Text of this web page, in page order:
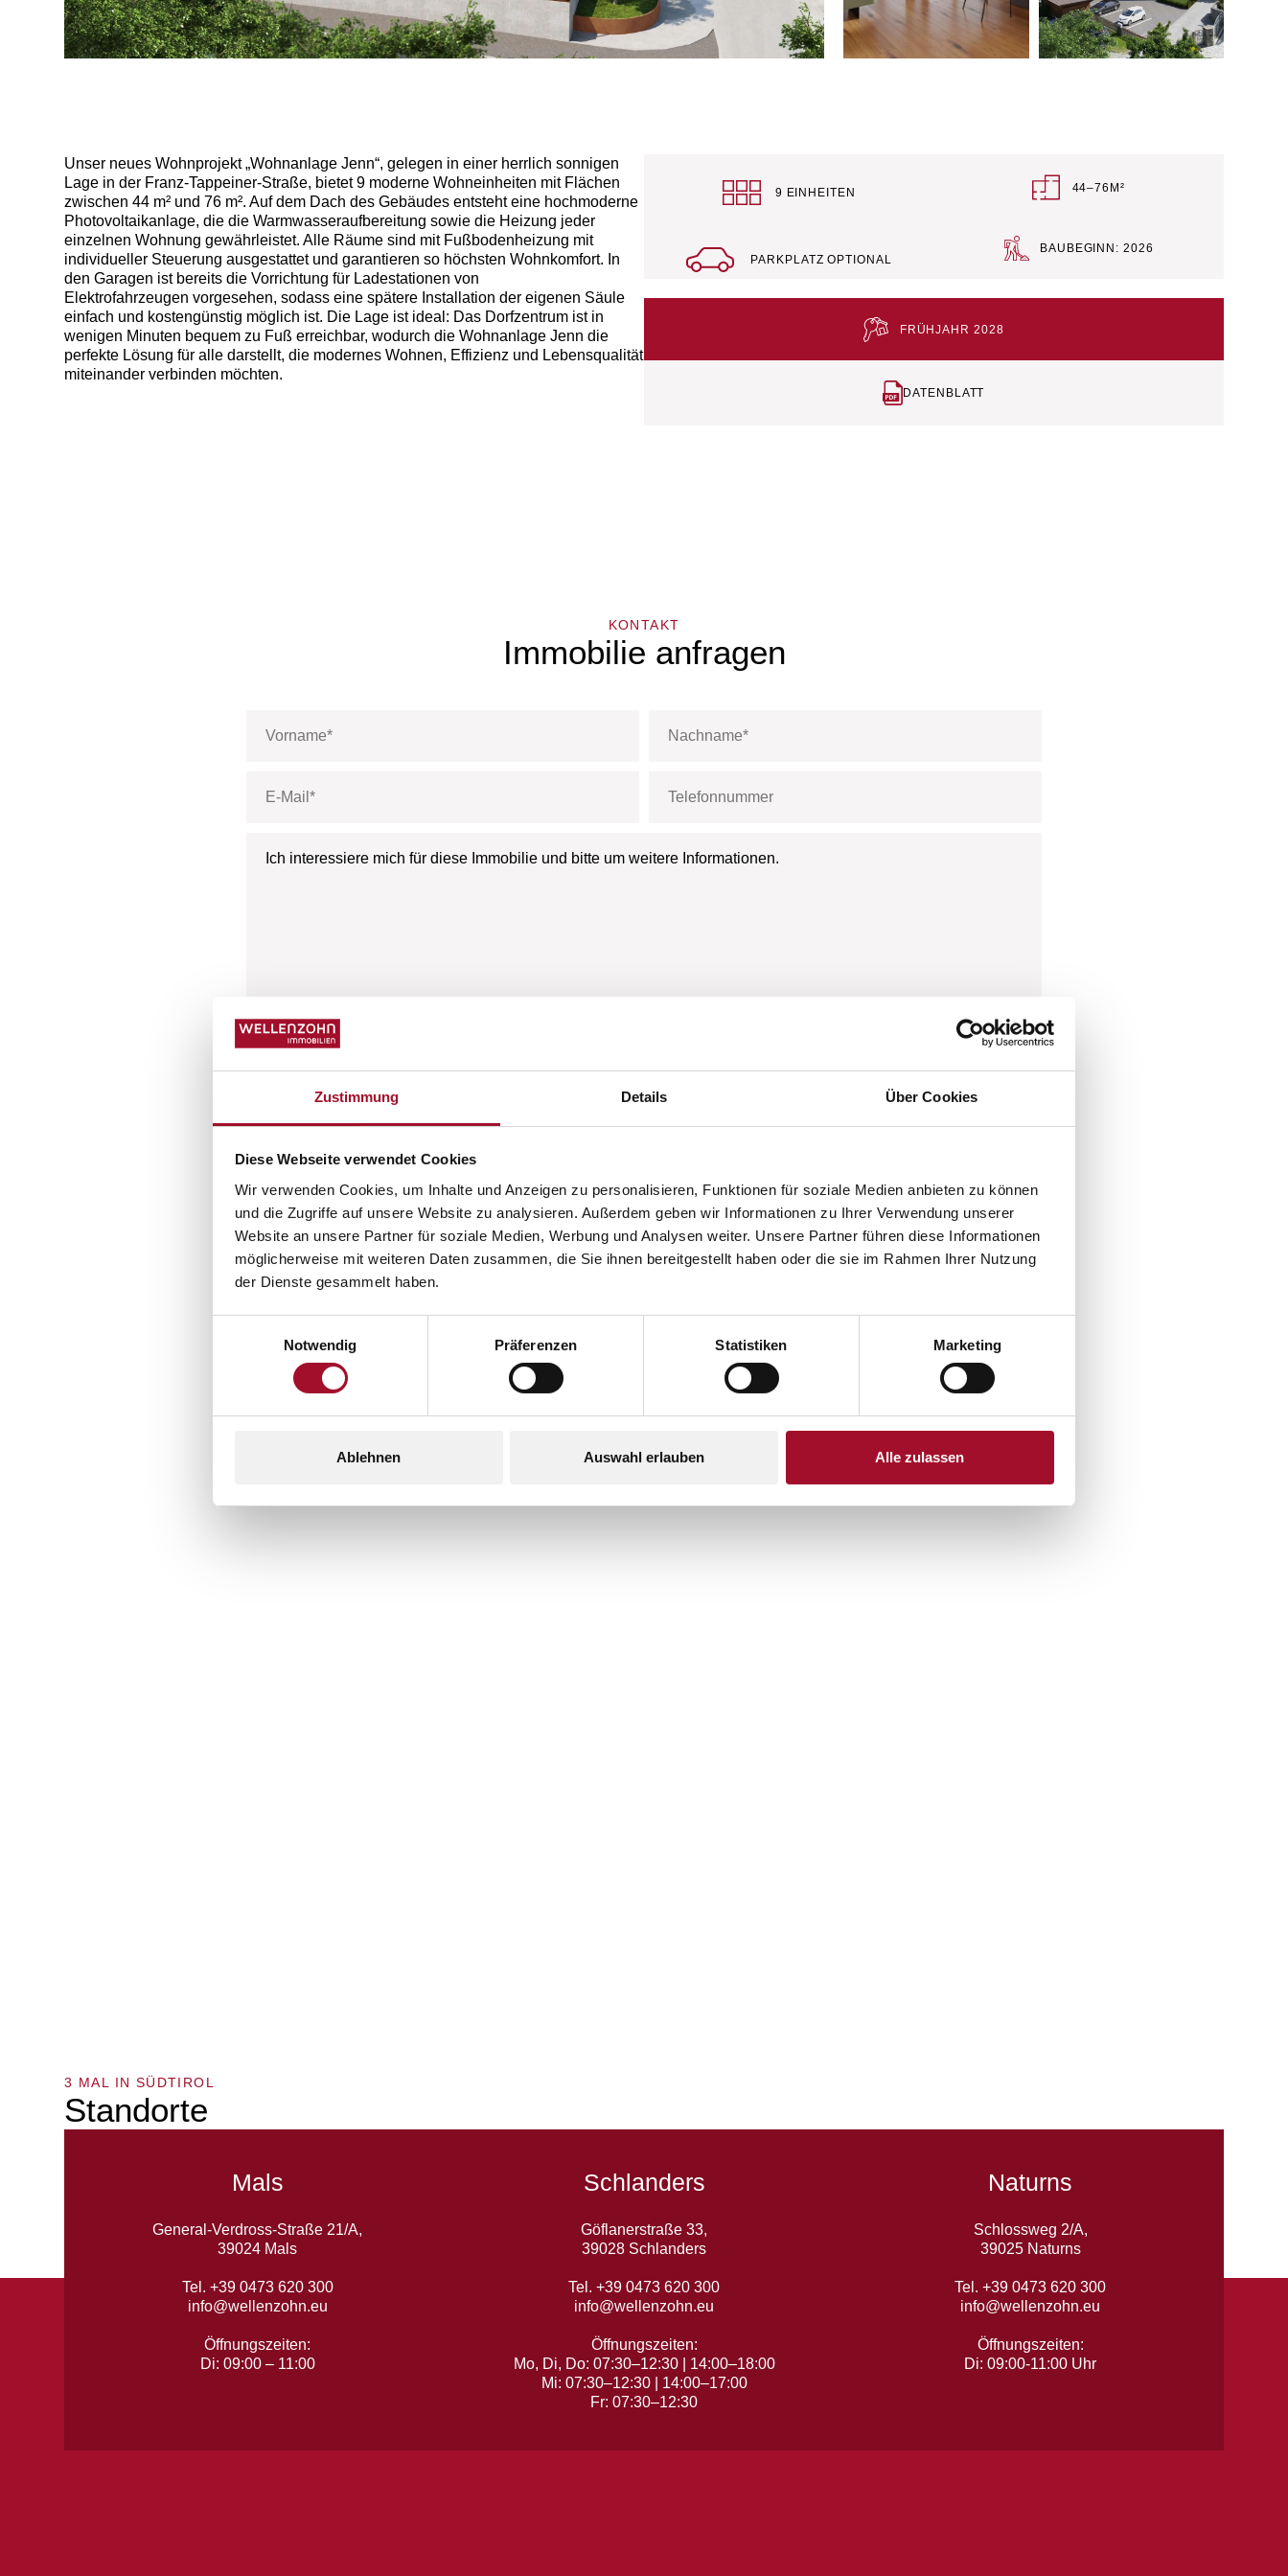
Zustimmung Details Über Cookies
Diese Webseite verwendet Cookies
Wir verwenden Cookies, um Inhalte und Anzeigen zu personalisieren, Funktionen für soziale Medien anbieten zu können
und die Zugriffe auf unsere Website zu analysieren. Außerdem geben wir Informationen zu Ihrer Verwendung unserer
Website an unsere Partner für soziale Medien, Werbung und Analysen weiter. Unsere Partner führen diese Informationen
möglicherweise mit weiteren Daten zusammen, die Sie ihnen bereitgestellt haben oder die sie im Rahmen Ihrer Nutzung
der Dienste gesammelt haben.
Notwendig
Präferenzen Statistiken Marketing
Ablehnen Auswahl erlauben Alle zulassen
Unser neues Wohnprojekt „Wohnanlage Jenn“, gelegen in einer herrlich sonnigen
Lage in der Franz-Tappeiner-Straße, bietet 9 moderne Wohneinheiten mit Flächen
zwischen 44 m² und 76 m². Auf dem Dach des Gebäudes entsteht eine hochmoderne
Photovoltaikanlage, die die Warmwasseraufbereitung sowie die Heizung jeder
einzelnen Wohnung gewährleistet. Alle Räume sind mit Fußbodenheizung mit
individueller Steuerung ausgestattet und garantieren so höchsten Wohnkomfort. In
den Garagen ist bereits die Vorrichtung für Ladestationen von
Elektrofahrzeugen vorgesehen, sodass eine spätere Installation der eigenen Säule
einfach und kostengünstig möglich ist. Die Lage ist ideal: Das Dorfzentrum ist in
wenigen Minuten bequem zu Fuß erreichbar, wodurch die Wohnanlage Jenn die
perfekte Lösung für alle darstellt, die modernes Wohnen, Effizienz und Lebensqualität
miteinander verbinden möchten.
9 EINHEITEN 44–76M²
PARKPLATZ OPTIONAL
BAUBEGINN: 2026
FRÜHJAHR 2028
DATENBLATT
KONTAKT
Immobilie anfragen
Lage & Umgebung
3 MAL IN SÜDTIROL
Standorte
Mals
General-Verdross-Straße 21/A,
39024 Mals
Tel. +39 0473 620 300
info@wellenzohn.eu
Öffnungszeiten:
Di: 09:00 – 11:00
Schlanders
Göflanerstraße 33,
39028 Schlanders
Tel. +39 0473 620 300
info@wellenzohn.eu
Öffnungszeiten:
Mo, Di, Do: 07:30–12:30 | 14:00–18:00
Mi: 07:30–12:30 | 14:00–17:00
Fr: 07:30–12:30
Naturns
Schlossweg 2/A,
39025 Naturns
Tel. +39 0473 620 300
info@wellenzohn.eu
Öffnungszeiten:
Di: 09:00-11:00 Uhr